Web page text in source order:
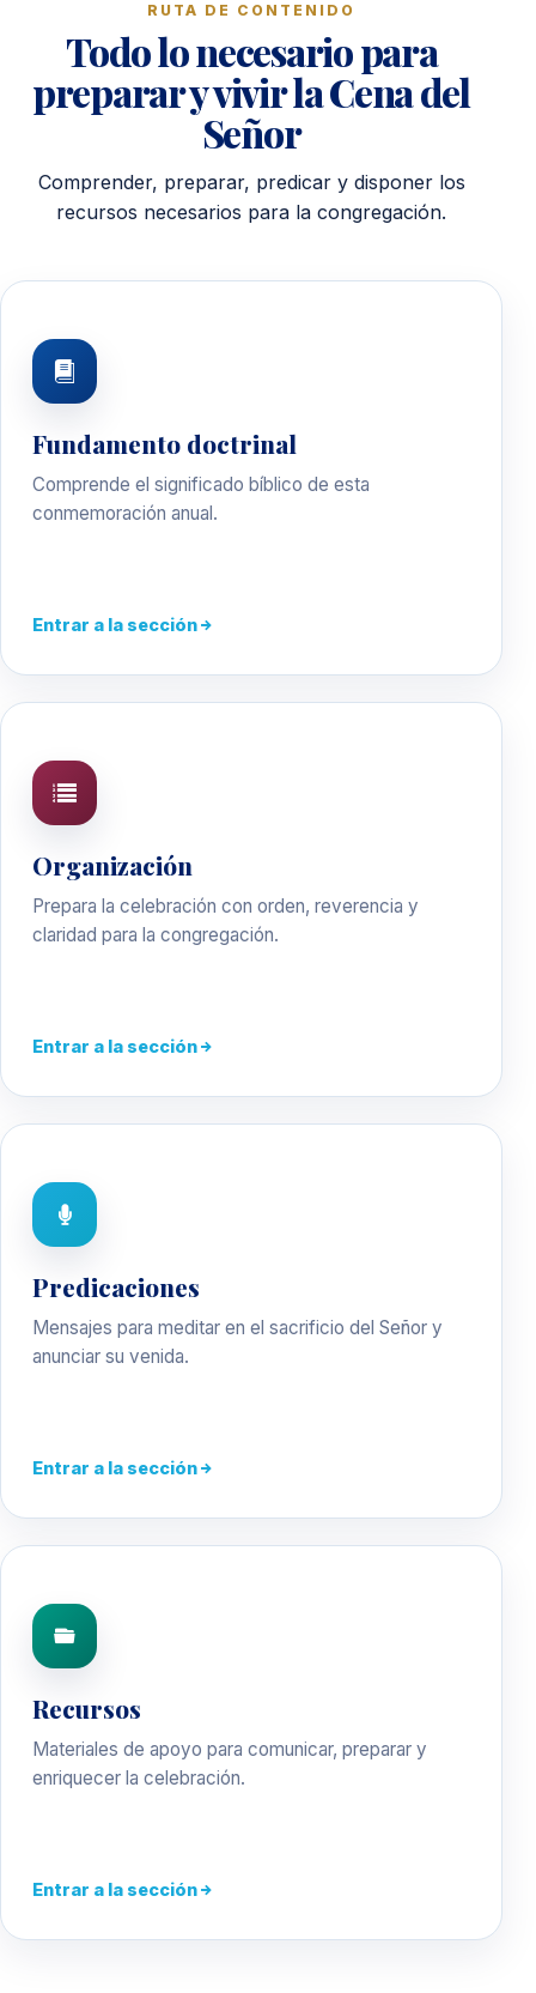
RUTA DE CONTENIDO
Todo lo necesario para
preparar y vivir la Cena del
Señor
Comprender, preparar, predicar y disponer los
recursos necesarios para la congregación.
Fundamento doctrinal
Comprende el significado bíblico de esta
conmemoración anual.
Entrar a la sección
Organización
Prepara la celebración con orden, reverencia y
claridad para la congregación.
Entrar a la sección
Predicaciones
Mensajes para meditar en el sacrificio del Señor y
anunciar su venida.
Entrar a la sección
Recursos
Materiales de apoyo para comunicar, preparar y
enriquecer la celebración.
Entrar a la sección